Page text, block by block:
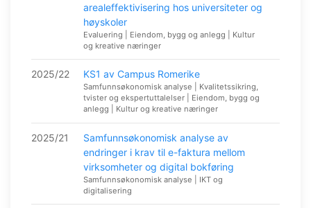
arealeffektivisering hos universiteter og
høyskoler
Evaluering | Eiendom, bygg og anlegg | Kultur
og kreative næringer
2025/22 KS1 av Campus Romerike
Samfunnsøkonomisk analyse | Kvalitetssikring,
tvister og ekspertuttalelser | Eiendom, bygg og
anlegg | Kultur og kreative næringer
2025/21
Samfunnsøkonomisk analyse av
endringer i krav til e-faktura mellom
virksomheter og digital bokføring
Samfunnsøkonomisk analyse | IKT og
digitalisering